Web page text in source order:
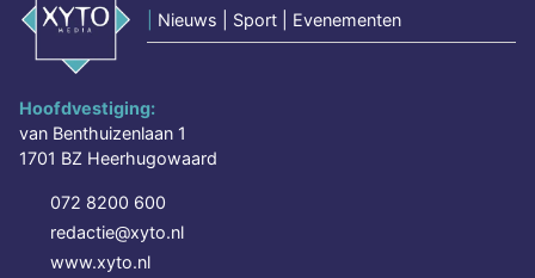
Nieuws | Sport | Evenementen
Hoofdvestiging:
van Benthuizenlaan 1
1701 BZ Heerhugowaard
072 8200 600
redactie@xyto.nl
www.xyto.nl